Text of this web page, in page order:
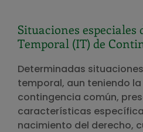
Situaciones especiales
Temporal (IT) de
Determinadas
temporal, aun teniendo
contingencia común,
características
nacimiento del derecho,